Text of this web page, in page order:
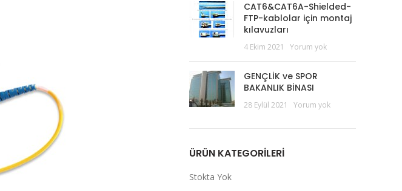
CAT6&CAT6A-Shielded-
FTP-kablolar için montaj
kılavuzları
4 Ekim 2021 Yorum yok
GENÇLİK ve SPOR
BAKANLIK BİNASI
28 Eylül 2021 Yorum yok
ÜRÜN KATEGORILERI
Stokta Yok